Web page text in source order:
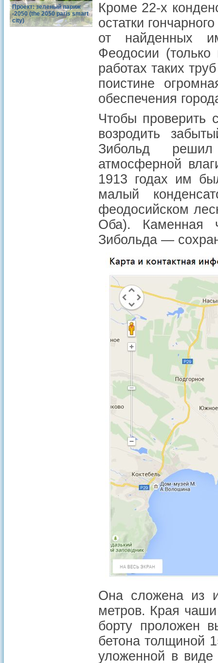
Проект: зеленый париж
-2050 (the 2050 paris smart
city)
Кроме 22-х
остатки
от найденных
Феодосии
работах таких
поистине
обеспечения
Чтобы проверить
возродить
Зибольд решил
атмосферной
1913 годах им
малый
феодосийском
Оба). Каменная
Зибольда —
Она сложена из
метров. Края
борту проложен
бетона толщиной
уложенной в виде